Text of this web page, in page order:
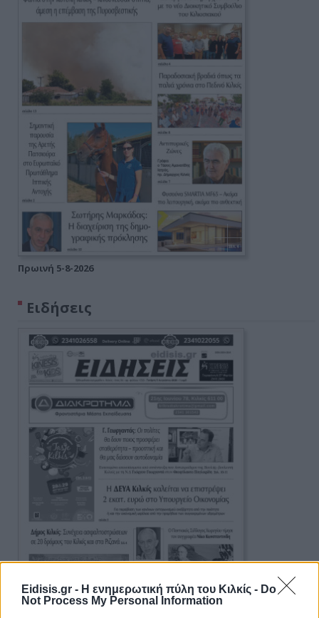
Eidisis.gr - Η ενημερωτική πύλη του Κιλκίς - Do
Not Process My Personal Information
Πρωινή 5-8-2026
Ειδήσεις